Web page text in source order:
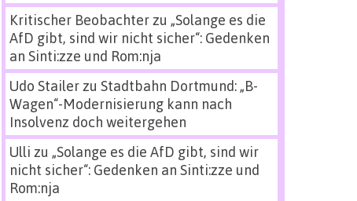
Kritischer Beobachterzu „Solange es die
AfD gibt, sind wir nicht sicher“: Gedenken
an Sinti:zze und Rom:nja
Udo Stailerzu Stadtbahn Dortmund: „B-
Wagen“-Modernisierung kann nach
Insolvenz doch weitergehen
Ulli zu „Solange es die AfD gibt, sind wir
nicht sicher“: Gedenken an Sinti:zze und
Rom:nja